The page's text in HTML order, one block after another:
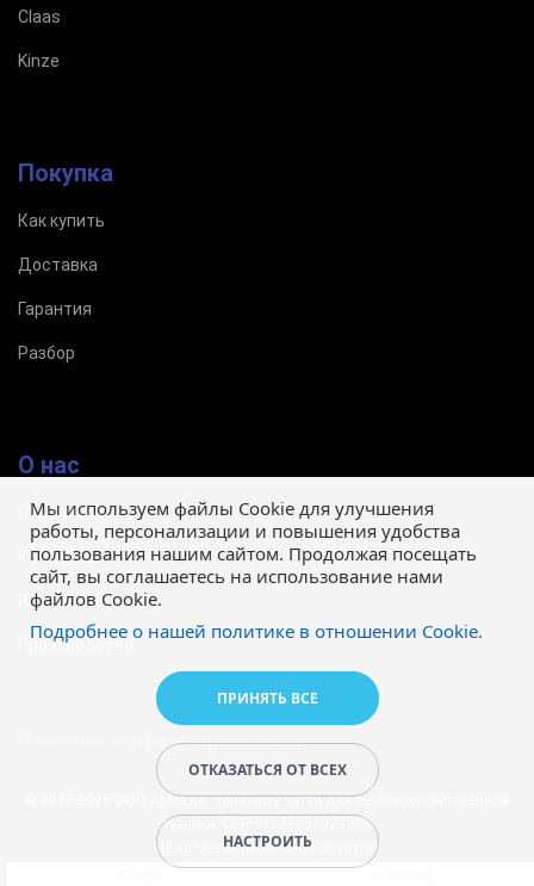
Мы используем файлы Cookie для улучшения
работы, персонализации и повышения удобства
пользования нашим сайтом. Продолжая посещать
сайт, вы соглашаетесь на использование нами
файлов Cookie.
Подробнее о нашей политике в отношении Cookie.
ПРИНЯТЬ ВСЕ
ОТКАЗАТЬСЯ ОТ ВСЕХ
НАСТРОИТЬ
Claas
Kinze
Покупка
Как купить
Доставка
Гарантия
Разбор
О нас
О магазине
Контакты
Вакансии
Производство
Политика конфиденциальности
© 2017-2025 ООО Армада. Запасные части для сельскохозяйственной
техники. ОГРН 1172651023203
Не является публичной офертой.